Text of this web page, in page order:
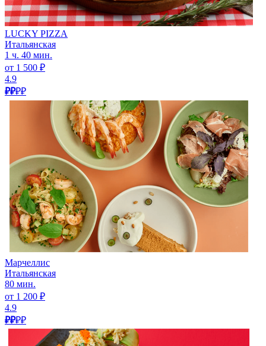
LUCKY PIZZA
Итальянская
1 ч. 40 мин.
от 1 500 ₽
4.9
₽₽₽₽
Марчеллис
Итальянская
80 мин.
от 1 200 ₽
4.9
₽₽₽₽